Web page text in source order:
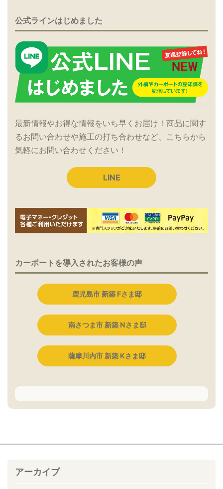
公式ラインはじめました
最新情報やお得な情報をいち早くお届け！商品に関す
るお問い合わせや施工の打ち合わせなど、こちらから
気軽にお問い合わせください！
LINE
カーポートを導入されたお客様の声
鹿児島市 新築 Fさま邸
南さつま市 新築 Nさま邸
薩摩川内市 新築 Kさま邸
アーカイブ